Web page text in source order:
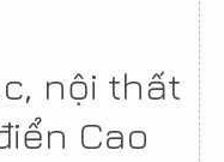
nội thất
Cao